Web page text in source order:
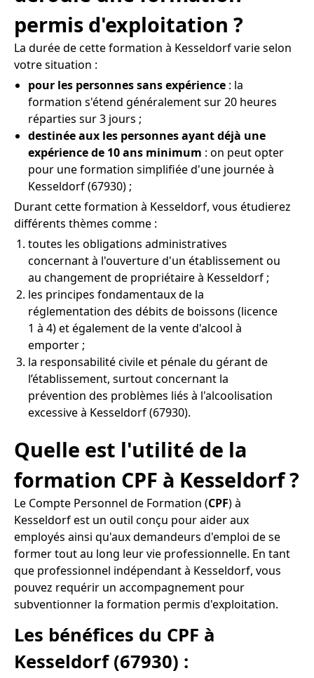
permis d'exploitation ?
La durée de cette formation à Kesseldorf varie selon
votre situation :
pour les personnes sans expérience : la
formation s'étend généralement sur 20 heures
réparties sur 3 jours ;
destinée aux les personnes ayant déjà une
expérience de 10 ans minimum : on peut opter
pour une formation simplifiée d'une journée à
Kesseldorf (67930) ;
Durant cette formation à Kesseldorf, vous étudierez
différents thèmes comme :
toutes les obligations administratives
concernant à l'ouverture d'un établissement ou
au changement de propriétaire à Kesseldorf ;
les principes fondamentaux de la
réglementation des débits de boissons (licence
1 à 4) et également de la vente d'alcool à
emporter ;
la responsabilité civile et pénale du gérant de
l’établissement, surtout concernant la
prévention des problèmes liés à l'alcoolisation
excessive à Kesseldorf (67930).
Quelle est l'utilité de la
formation CPF à Kesseldorf ?
Le Compte Personnel de Formation (CPF) à
Kesseldorf est un outil conçu pour aider aux
employés ainsi qu'aux demandeurs d'emploi de se
former tout au long leur vie professionnelle. En tant
que professionnel indépendant à Kesseldorf, vous
pouvez requérir un accompagnement pour
subventionner la formation permis d'exploitation.
Les bénéfices du CPF à
Kesseldorf (67930) :